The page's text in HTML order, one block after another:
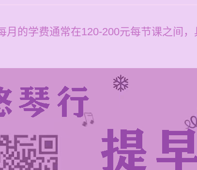
月的学费通常在120-200元每节课之间